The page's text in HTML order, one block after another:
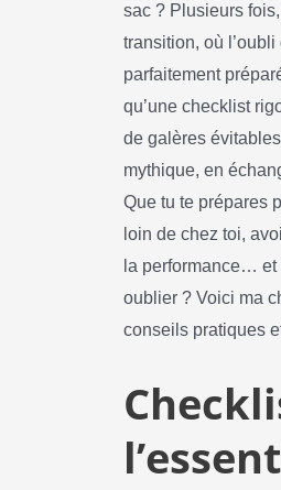
sac ? Plusieurs
transition, où
parfaitement
qu’une checklist
de galères
mythique, en
Que tu te prépares
loin de chez toi,
la performance… et
oublier ? Voici ma
conseils pratiques